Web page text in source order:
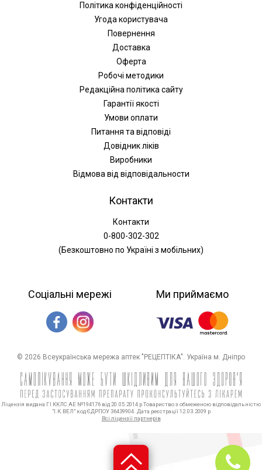
Політика конфіденційності
Угода користувача
Повернення
Доставка
Оферта
Робочі методики
Редакційна політика сайту
Гарантії якості
Умови оплати
Питання та відповіді
Довідник ліків
Виробники
Відмова від відповідальности
Контакти
Контакти
0-800-302-302
(Безкоштовно по Україні з мобільних)
Соціальні мережі Ми приймаємо
© 2026 Всеукраїнська мережа аптек "РЕЦЕПТІКА". Україна м. Дніпро
Ліцензія видана ГІ ККЛС АЕ №194176 від 20.05.2014 р Товариство з обмеженою відповідальністю
"І.К.ВЕЛ" код ЄДРПОУ 36439904. Дата реєстрації 12.03.2009 р
Всі ліцензії партнерів